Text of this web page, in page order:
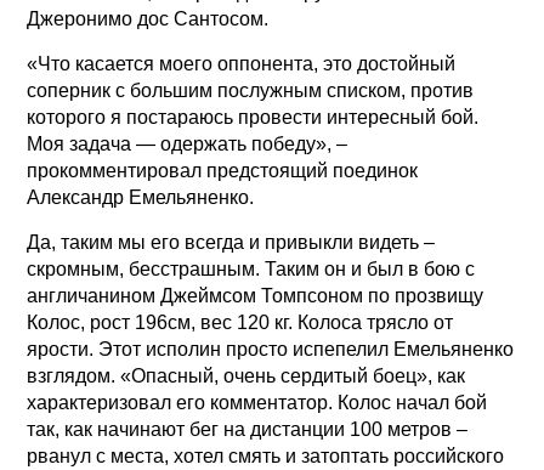
Джеронимо дос Сантосом.
«Что касается моего оппонента, это достойный
соперник с большим послужным списком, против
которого я постараюсь провести интересный бой.
Моя задача — одержать победу», –
прокомментировал предстоящий поединок
Александр Емельяненко.
Да, таким мы его всегда и привыкли видеть –
скромным, бесстрашным. Таким он и был в бою с
англичанином Джеймсом Томпсоном по прозвищу
Колос, рост 196см, вес 120 кг. Колоса трясло от
ярости. Этот исполин просто испепелил Емельяненко
взглядом. «Опасный, очень сердитый боец», как
характеризовал его комментатор. Колос начал бой
так, как начинают бег на дистанции 100 метров –
рванул с места, хотел смять и затоптать российского